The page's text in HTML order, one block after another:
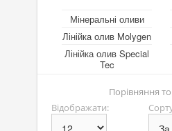
Лінійка олив Top Tec
Лінійка олив Special Tec
Лінійка олив Optimal
Присадки в оливу
Мінеральні оливи
Лінійка олив Molygen
Лінійка олив Special
Tec
Порівняння
Відображати: